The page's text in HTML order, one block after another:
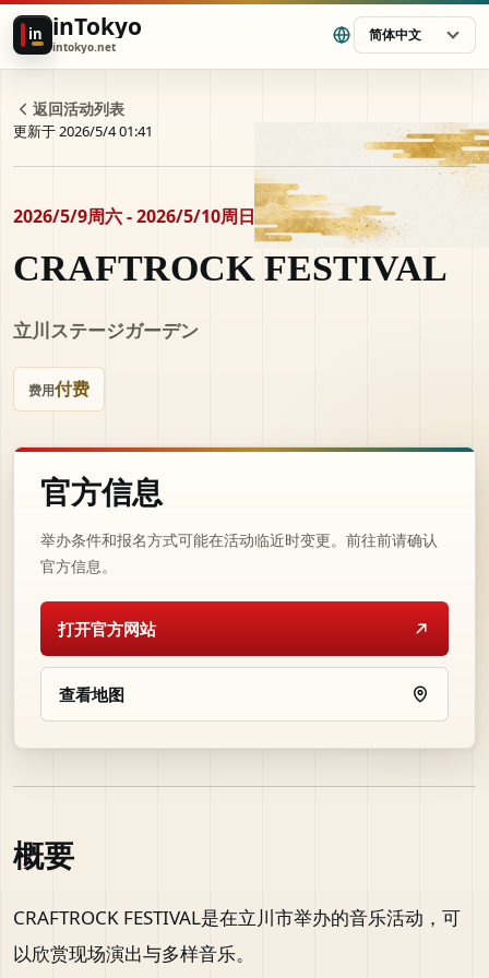
in inTokyo
intokyo.net
简体中文
返回活动列表
更新于 2026/5/4 01:41
2026/5/9周六 - 2026/5/10周日
CRAFTROCK FESTIVAL
立川ステージガーデン
费用付费
官方信息
举办条件和报名方式可能在活动临近时变更。前往前请确认
官方信息。
打开官方网站
查看地图
概要
CRAFTROCK FESTIVAL是在立川市举办的音乐活动，可
以欣赏现场演出与多样音乐。